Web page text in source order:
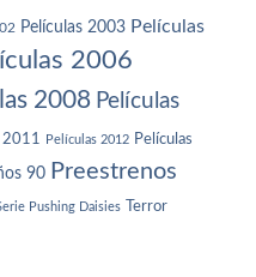
Películas 2003 Películas
2006
2008 Películas
2011 Películas 2012 Películas
90 Preestrenos
Pushing Daisies Terror